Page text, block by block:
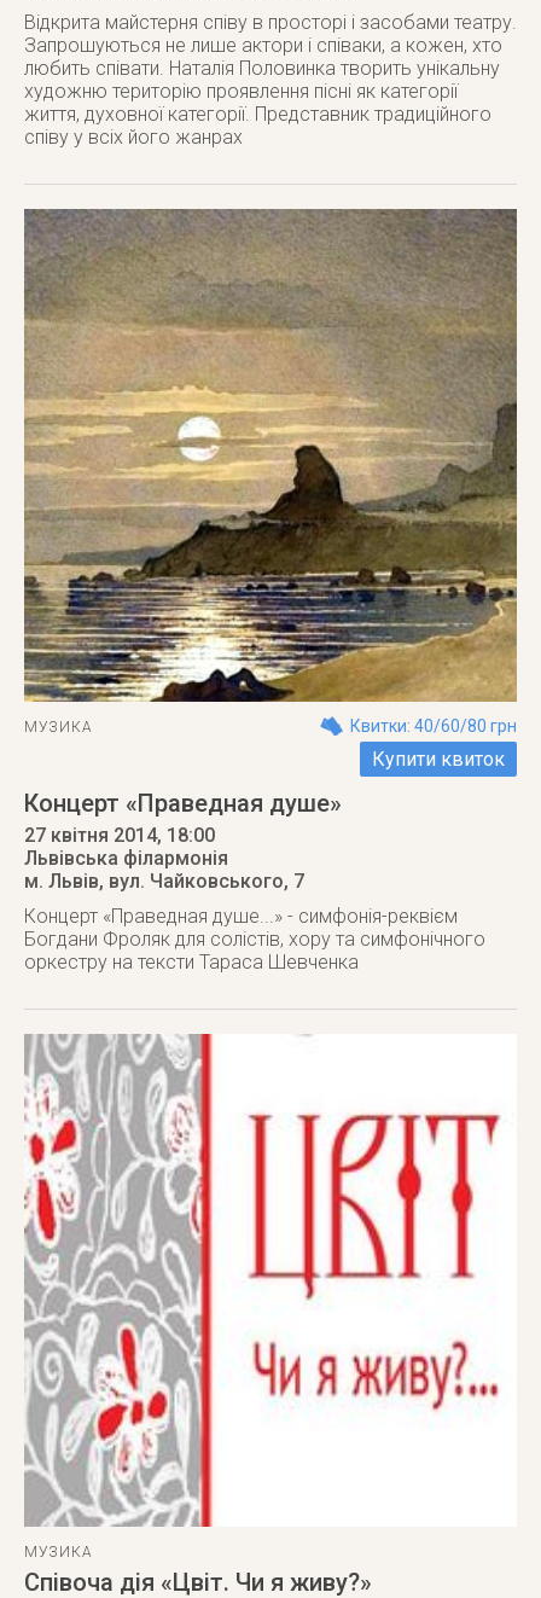
Відкрита майстерня співу в просторі і засобами театру.
Запрошуються не лише актори і співаки, а кожен, хто
любить співати. Наталія Половинка творить унікальну
художню територію проявлення пісні як категорії
життя, духовної категорії. Представник традиційного
співу у всіх його жанрах
МУЗИКА Квитки: 40/60/80 грн
Купити квиток
Концерт «Праведная душе»
27 квітня 2014, 18:00
Львівська філармонія
м. Львів, вул. Чайковського, 7
Концерт «Праведная душе...» - симфонія-реквієм
Богдани Фроляк для солістів, хору та симфонічного
оркестру на тексти Тараса Шевченка
МУЗИКА
Співоча дія «Цвіт. Чи я живу?»